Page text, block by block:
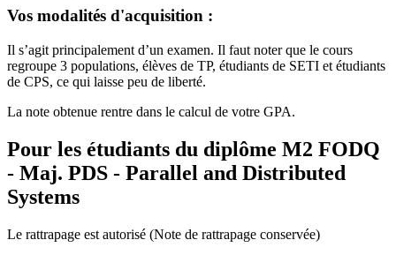
Vos modalités d'acquisition :
Il s’agit principalement d’un examen. Il faut noter que le cours
regroupe 3 populations, élèves de TP, étudiants de SETI et étudiants
de CPS, ce qui laisse peu de liberté.
La note obtenue rentre dans le calcul de votre GPA.
Pour les étudiants du diplôme M2 FODQ
- Maj. PDS - Parallel and Distributed
Systems
Le rattrapage est autorisé (Note de rattrapage conservée)